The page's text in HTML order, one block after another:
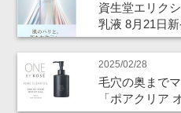
資生堂エリク
乳液 8月21日
2025/02/28
毛穴の奥まで
「ポアクリア